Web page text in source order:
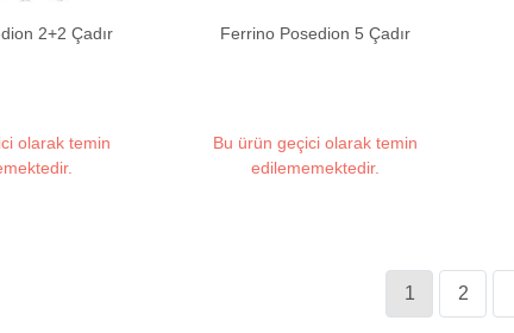
2+2 Çadır
olarak temin
Ferrino Posedion 5 Çadır
Bu ürün geçici olarak temin
edilememektedir.
1 2